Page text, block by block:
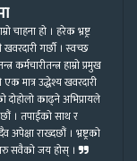
चाहना हो । हरेक भ्रष्ट्र
गर्छौ । स्वच्छ
कर्मचारीतन्त्र हाम्रो प्रमुख
एक मात्र उद्धेश्य खवरदारी
दोहोलो काढ्ने अभिप्रायले
। तपाईको साथ र
राख्दछौं । भ्रष्ट्रको
सवैको जय होस् ।